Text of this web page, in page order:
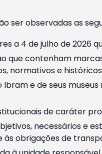
ser observadas as
a 4 de julho de 2026
que contenham
normativos e
e de seus
de caráter
necessários e
obrigações de